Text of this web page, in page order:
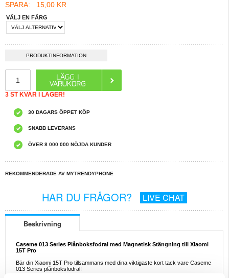
SPARA: 15,00 KR
VÄLJ EN FÄRG
PRODUKTINFORMATION
3 ST KVAR I LAGER!
30 DAGARS ÖPPET KÖP
SNABB LEVERANS
ÖVER 8 000 000 NÖJDA KUNDER
REKOMMENDERADE AV MYTRENDYPHONE
HAR DU FRÅGOR? LIVE CHAT
Beskrivning
Caseme 013 Series Plånboksfodral med Magnetisk Stängning till Xiaomi
15T Pro
Bär din Xiaomi 15T Pro tillsammans med dina viktigaste kort tack vare Caseme
013 Series plånboksfodral!